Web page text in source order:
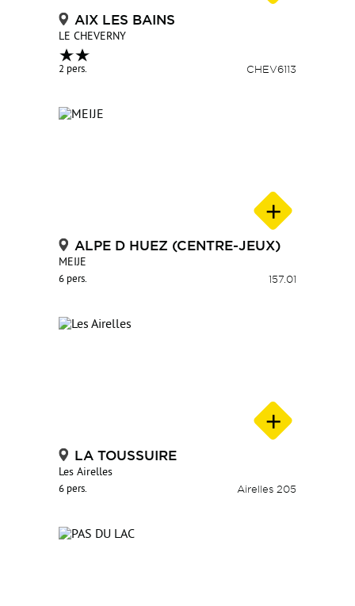
AIX LES BAINS
LE CHEVERNY
2 pers. CHEV6113
ALPE D HUEZ (CENTRE-JEUX)
MEIJE
6 pers. 157.01
LA TOUSSUIRE
Les Airelles
6 pers. Airelles 205